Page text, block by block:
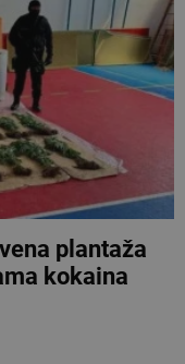
plantaža
kokaina